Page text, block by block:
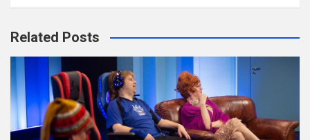
Related Posts